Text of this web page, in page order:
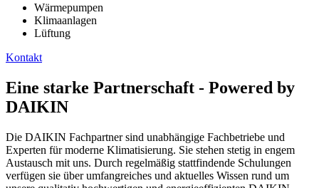
Wärmepumpen
Klimaanlagen
Lüftung
Kontakt
Eine starke Partnerschaft - Powered by
DAIKIN
Die DAIKIN Fachpartner sind unabhängige Fachbetriebe und
Experten für moderne Klimatisierung. Sie stehen stetig in engem
Austausch mit uns. Durch regelmäßig stattfindende Schulungen
verfügen sie über umfangreiches und aktuelles Wissen rund um